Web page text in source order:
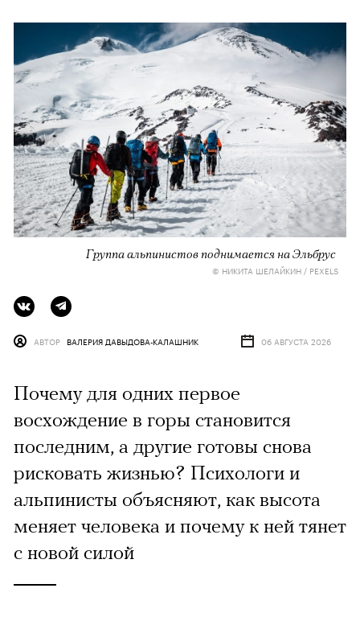
Группа альпинистов поднимается на Эльбрус
© НИКИТА ШЕЛАЙКИН / PEXELS
АВТОР ВАЛЕРИЯ ДАВЫДОВА-КАЛАШНИК 06 АВГУСТА 2026
Почему для одних первое
восхождение в горы становится
последним, а другие готовы снова
рисковать жизнью? Психологи и
альпинисты объясняют, как высота
меняет человека и почему к ней тянет
с новой силой